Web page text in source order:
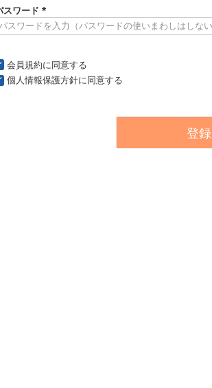
スワード
必
)
会員規約に同意する
個人情報保護方針に同意する
登録